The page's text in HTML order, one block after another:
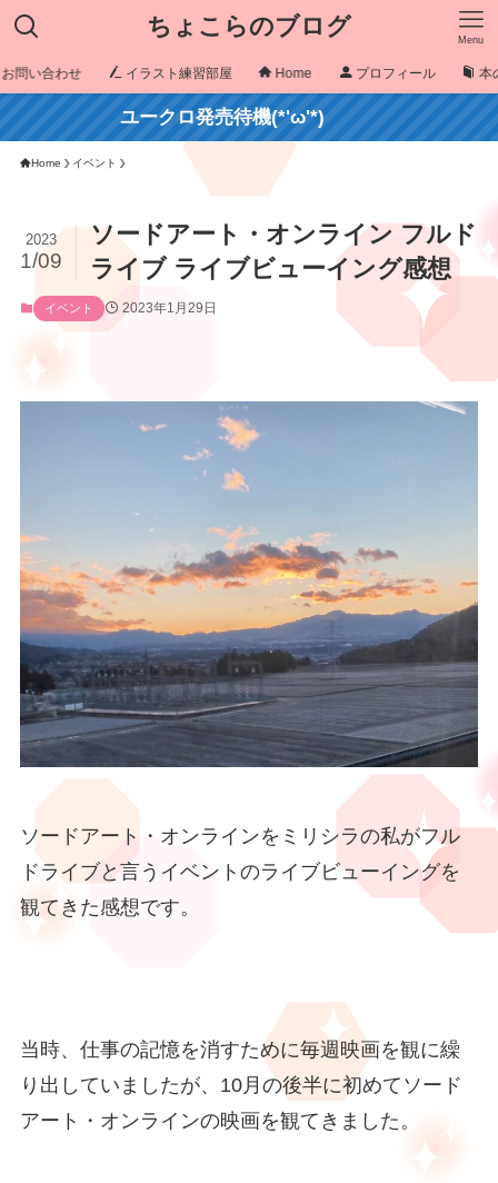
ちょこらのブログ Menu
問い合わせ イラスト練習部屋 Home プロフィール 本
ユークロ発売待機(*'ω'*)
Home イベント
ソードアート・オンライン フルド
ライブ ライブビューイング感想
2023
1/09
イベント 2023年1月29日
ソードアート・オンラインをミリシラの私がフル
ドライブと言うイベントのライブビューイングを
観てきた感想です。
当時、仕事の記憶を消すために毎週映画を観に繰
り出していましたが、10月の後半に初めてソード
アート・オンラインの映画を観てきました。